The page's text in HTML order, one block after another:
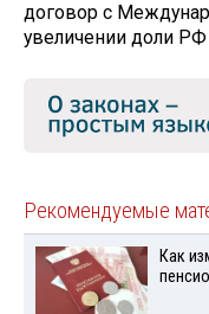
договор с
увеличении доли
Рекомендуемые
Как